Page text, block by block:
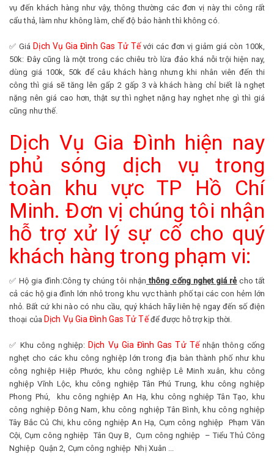
vụ đến khách hàng như vậy, thông thường các đơn vị này thi công rất
cẩu thả, làm như không làm, chế độ bảo hành thì không có.
✅ Giá Dịch Vụ Gia Đình Gas Tử Tếvới các đơn vị giảm giá còn 100k,
50k: Đây cũng là một trong các chiêu trò lừa đảo khá nỗi trội hiện nay,
dùng giá 100k, 50k để câu khách hàng nhưng khi nhân viên đến thi
công thì giá sẽ tăng lên gấp 2 gấp 3 và khách hàng chỉ biết là nghẹt
nặng nên giá cao hơn, thật sự thì nghẹt nặng hay nghẹt nhẹ gì thì giá
cũng như thế.
Dịch Vụ Gia Đình hiện nay
phủ sóng dịch vụ trong
toàn khu vực TP Hồ Chí
Minh. Đơn vị chúng tôi nhận
hỗ trợ xử lý sự cố cho quý
khách hàng trong phạm vi:
✅ Hộ gia đình:Công ty chúng tôi nhận thông cống nghẹt giá rẻ cho tất
cả các hộ gia đình lớn nhỏ trong khu vực thành phố tại các con hẻm lớn
nhỏ. Bất cứ khi nào có nhu cầu, quý khách hãy liên hệ ngay đến số điện
thoại của Dịch Vụ Gia Đình Gas Tử Tếđể được hỗ trợ kịp thời.
✅ Khu công nghiệp: Dịch Vụ Gia Đình Gas Tử Tếnhận thông cống
nghẹt cho các khu công nghiệp lớn trong địa bàn thành phố như khu
công nghiệp Hiệp Phước, khu công nghiệp Lê Minh xuân, khu công
nghiệp Vĩnh Lộc, khu công nghiệp Tân Phú Trung, khu công nghiệp
Phong Phú, khu công nghiệp An Hạ, khu công nghiệp Tân Tạo, khu
công nghiệp Đông Nam, khu công nghiệp Tân Bình, khu công nghiệp
Tây Bắc Củ Chi, khu công nghiệp An Hạ, Cụm công nghiệp Phạm Văn
Cội, Cụm công nghiệp Tân Quy B, Cụm công nghiệp – Tiểu Thủ Công
Nghiệp Quận 2, Cụm công nghiệp Nhị Xuân ...